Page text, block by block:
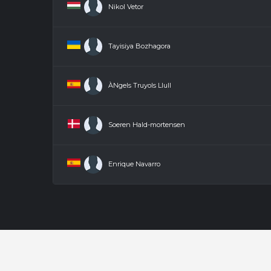
Nikol Vetor
Tayisiya Bozhagora
ÀNgels Truyols Llull
Soeren Hald-mortensen
Enrique Navarro